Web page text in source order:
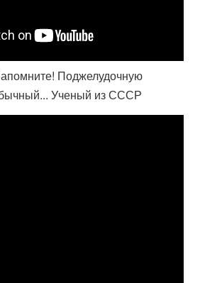
Поджелудочную
Ученый из СССР